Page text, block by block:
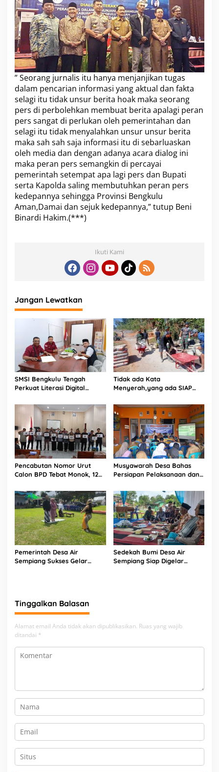
” Seorang jurnalis itu hanya menjanjikan tugas
dalam pencarian informasi yang aktual dan fakta
selagi itu tidak unsur berita hoak maka seorang
pers di perbolehkan membuat berita apalagi peran
pers sangat di perlukan oleh pemerintahan dan
selagi itu tidak menyalahkan unsur unsur berita
maka sah sah saja informasi itu di sebarluaskan
oleh media dan dengan adanya acara dialog ini
maka peran pers semangkin di percayai
pemerintah setempat apa lagi pers dan Bupati
serta Kapolda saling membutuhkan peran pers
kedepannya sehingga Provinsi Bengkulu
Aman,Damai dan sejuk kedepannya,” tutup Beni
Binardi Hakim.(***)
Ikuti Kami
Jangan Lewatkan
SMSI Bengkulu Tengah
Perkuat Literasi Digital
Sekolah
Tidak ada Kata
Menyerah,yang ada SIAP
Pencabutan Nomor Urut
Calon BPD Tebat Monok, 12
Musyawarah Desa Bahas
Persiapan Pelaksanaan dan
Sari Dorong Pembangunan
Partisipatif
Pemerintah Desa Air
Sempiang Sukses Gelar
Sedekah Bumi Desa Air
Sempiang Siap Digelar
Tinggalkan Balasan
Alamat email Anda tidak akan dipublikasikan. Ruas yang wajib
ditandai *